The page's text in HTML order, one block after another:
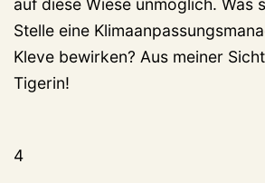
auf diese Wiese unmöglich. Was
Stelle eine
Kleve bewirken? Aus meiner
Tigerin!
4